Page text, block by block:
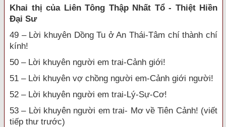
Khai thị của Liên Tông Thập Nhất Tổ - Thiệt Hiền
Đại Sư
49 – Lời khuyên Dồng Tu ở An Thái-Tâm chí thành chí
kính!
50 – Lời khuyên người em trai-Cảnh giới!
51 – Lời khuyên vợ chồng người em-Cảnh giới người!
52 – Lời khuyên người em trai-Lý-Sự-Cơ!
53 – Lời khuyên người em trai- Mơ về Tiên Cảnh! (viết
tiếp thư trước)